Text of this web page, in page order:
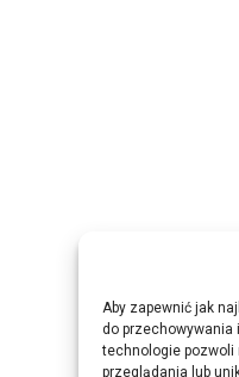
Aby zapewnić jak
do
technologie pozwoli
przeglądania lub